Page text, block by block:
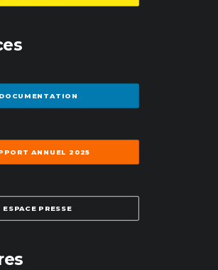
DOCUMENTATION
ANNUEL 2025
ESPACE PRESSE